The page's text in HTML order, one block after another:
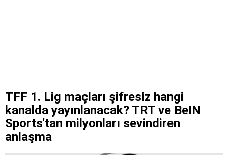
TFF 1. Lig maçları şifresiz hangi
kanalda yayınlanacak? TRT ve BeIN
Sports'tan milyonları sevindiren
anlaşma